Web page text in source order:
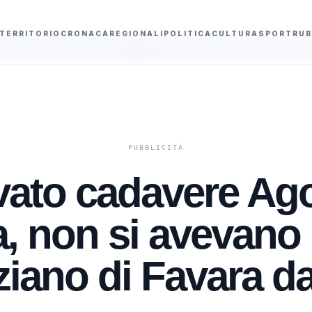
TERRITORIO CRONACA REGIONALI POLITICA CULTURA SPORT
Meloni
cadavere
non si
di Favara